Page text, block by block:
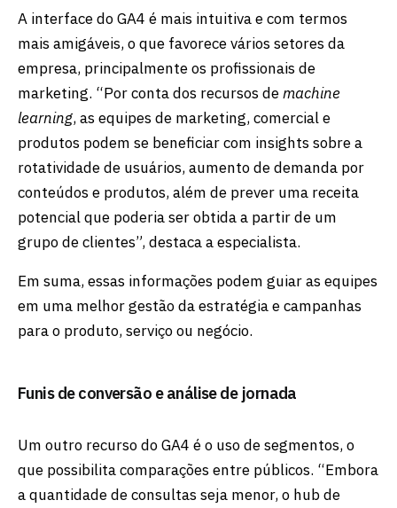
A interface do GA4 é mais intuitiva e com termos
mais amigáveis, o que favorece vários setores da
empresa, principalmente os profissionais de
marketing. “Por conta dos recursos demachine
learning, as equipes de marketing, comercial e
produtos podem se beneficiar com insights sobre a
rotatividade de usuários, aumento de demanda por
conteúdos e produtos, além de prever uma receita
potencial que poderia ser obtida a partir de um
grupo de clientes”, destaca a especialista.
Em suma, essas informações podem guiar as equipes
em uma melhor gestão da estratégia e campanhas
para o produto, serviço ou negócio.
Funis de conversão e análise de jornada
Um outro recurso do GA4 é o uso de segmentos, o
que possibilita comparações entre públicos. “Embora
a quantidade de consultas seja menor, o hub de